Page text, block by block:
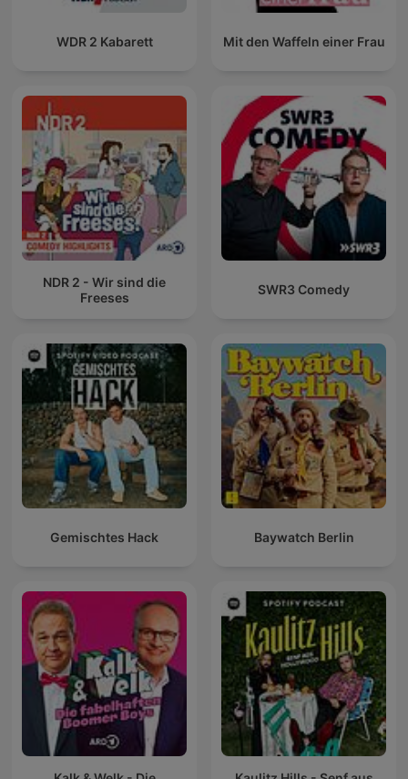
WDR 2 Kabarett Mit den Waffeln einer Frau
NDR 2 - Wir sind die
Freeses
SWR3 Comedy
Gemischtes Hack Baywatch Berlin